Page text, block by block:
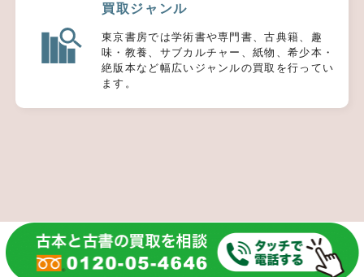
買取ジャンル
東京書房では学術書や専門書、古典籍、趣
味・教養、サブカルチャー、紙物、希少本・
絶版本など幅広いジャンルの買取を行ってい
ます。